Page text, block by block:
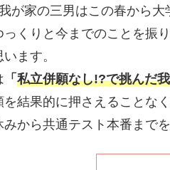
が家の三男はこの春から大
っくりと今までのことを振
ます。
「 私立併願なし!?で挑んだ
結果的に押さえることな
から共通テスト本番までを